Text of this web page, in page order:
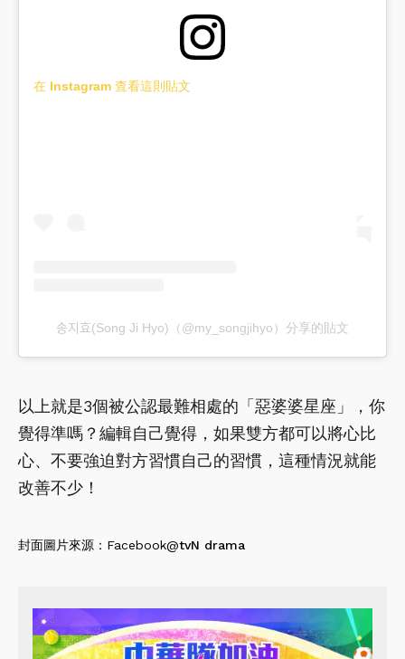
在 Instagram 查看這則貼文
송지효(Song Ji Hyo)（@my_songjihyo）分享的貼文
以上就是3個被公認最難相處的「惡婆婆星座」，你
覺得準嗎？編輯自己覺得，如果雙方都可以將心比
心、不要強迫對方習慣自己的習慣，這種情況就能
改善不少！
封面圖片來源：Facebook@tvN drama